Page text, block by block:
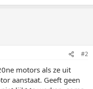
#2
motors als ze uit
aanstaat. Geeft geen